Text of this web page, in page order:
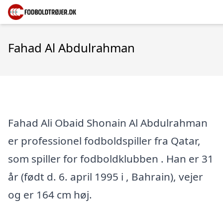
Fahad Al Abdulrahman
Fahad Ali Obaid Shonain Al Abdulrahman
er professionel fodboldspiller fra Qatar,
som spiller for fodboldklubben . Han er 31
år (født d. 6. april 1995 i , Bahrain), vejer
og er 164 cm høj.